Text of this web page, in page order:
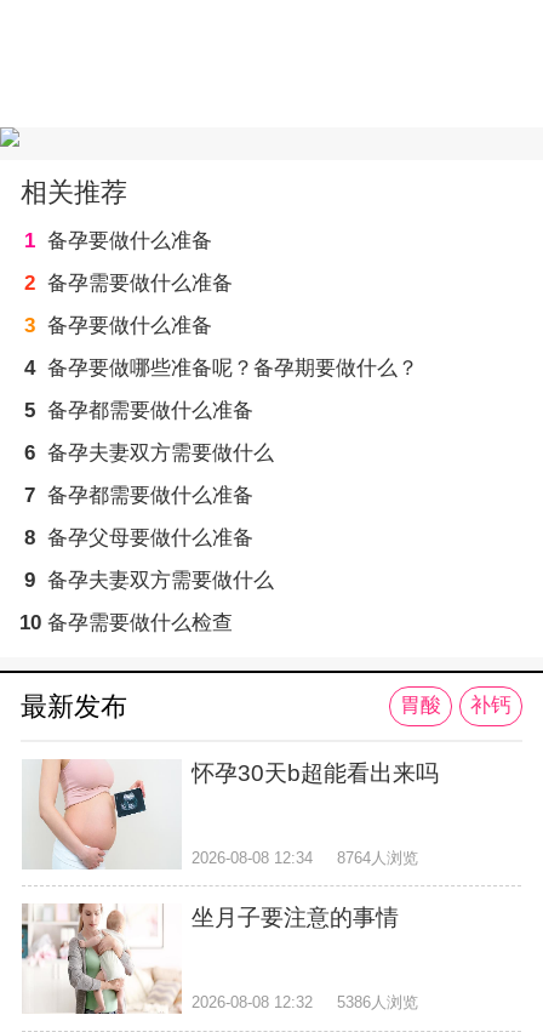
相关推荐
1 备孕要做什么准备
2 备孕需要做什么准备
3 备孕要做什么准备
4 备孕要做哪些准备呢？备孕期要做什么？
5 备孕都需要做什么准备
6 备孕夫妻双方需要做什么
7 备孕都需要做什么准备
8 备孕父母要做什么准备
9 备孕夫妻双方需要做什么
10 备孕需要做什么检查
最新发布 胃酸 补钙
怀孕30天b超能看出来吗
2026-08-08 12:34 8764人浏览
坐月子要注意的事情
2026-08-08 12:32 5386人浏览